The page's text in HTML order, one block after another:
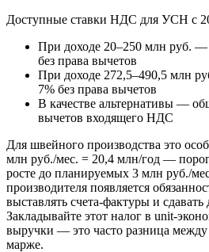
Доступные ставки НДС для УСН с
При доходе 20–250 млн руб. —
без права вычетов
При доходе 272,5–490,5 млн
7% без права вычетов
В качестве альтернативы —
вычетов входящего НДС
Для швейного производства это
млн руб./мес. = 20,4 млн/год —
росте до планируемых 3 млн руб./
производителя появляется
выставлять счета-фактуры и
Закладывайте этот налог в unit-
выручки — это часто разница
марже.